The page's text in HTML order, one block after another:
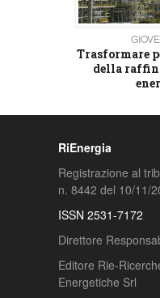
Trasformare
della
RiEnergia
Registrazione al
n. 8442 del 10/11/
ISSN 2531-7172
Direttore
Editore Rie-
Energetiche Srl